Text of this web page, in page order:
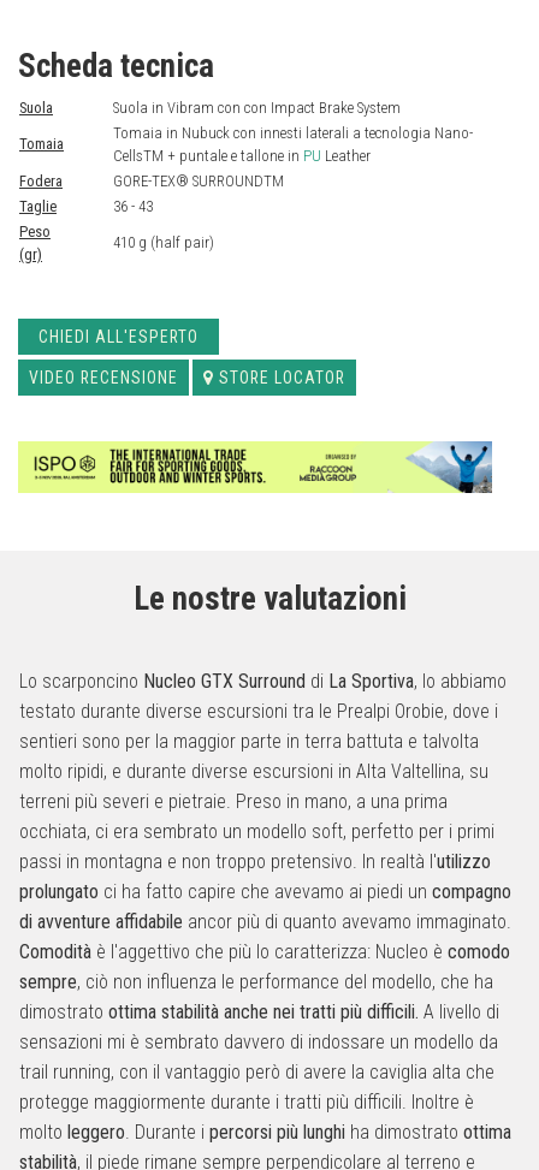
Scheda tecnica
Suola
Suola in Vibram con con Impact Brake System
Tomaia
Tomaia in Nubuck con innesti laterali a tecnologia Nano-
CellsTM + puntale e tallone in PU Leather
Fodera
GORE-TEX® SURROUNDTM
Taglie
36 - 43
Peso
(gr)
410 g (half pair)
CHIEDI ALL'ESPERTO
VIDEO RECENSIONE STORE LOCATOR
Le nostre valutazioni
Lo scarponcino Nucleo GTX Surround di La Sportiva, lo abbiamo
testato durante diverse escursioni tra le Prealpi Orobie, dove i
sentieri sono per la maggior parte in terra battuta e talvolta
molto ripidi, e durante diverse escursioni in Alta Valtellina, su
terreni più severi e pietraie. Preso in mano, a una prima
occhiata, ci era sembrato un modello soft, perfetto per i primi
passi in montagna e non troppo pretensivo. In realtà l'utilizzo
prolungato ci ha fatto capire che avevamo ai piedi un compagno
di avventure affidabile ancor più di quanto avevamo immaginato.
Comodità è l'aggettivo che più lo caratterizza: Nucleo è comodo
sempre, ciò non influenza le performance del modello, che ha
dimostrato ottima stabilità anche nei tratti più difficili. A livello di
sensazioni mi è sembrato davvero di indossare un modello da
trail running, con il vantaggio però di avere la caviglia alta che
protegge maggiormente durante i tratti più difficili. Inoltre è
molto leggero. Durante i percorsi più lunghi ha dimostrato ottima
stabilità, il piede rimane sempre perpendicolare al terreno e